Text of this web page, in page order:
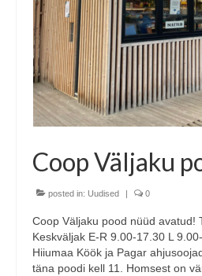
Coop Väljaku
posted in: Uudised | 0
Coop Väljaku pood nüüd avatud!
Keskväljak E-R 9.00-17.30 L
Hiiumaa Köök ja Pagar
täna poodi kell 11. Homsest on